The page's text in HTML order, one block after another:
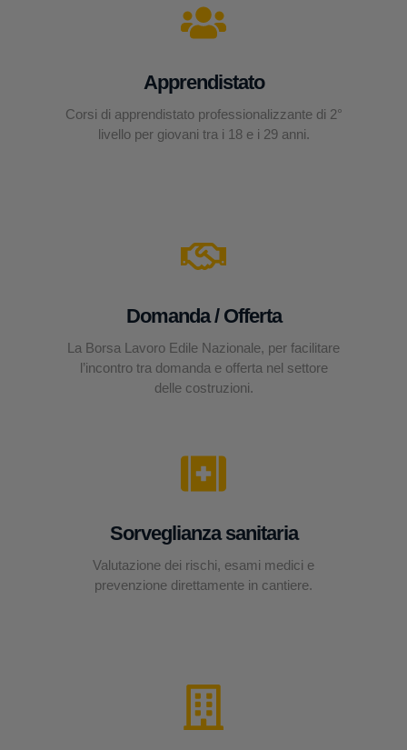
Apprendistato
Corsi di apprendistato professionalizzante di 2°
livello per giovani tra i 18 e i 29 anni.
Domanda / Offerta
La Borsa Lavoro Edile Nazionale, per facilitare
l’incontro tra domanda e offerta nel settore
delle costruzioni.
Sorveglianza sanitaria
Valutazione dei rischi, esami medici e
prevenzione direttamente in cantiere.